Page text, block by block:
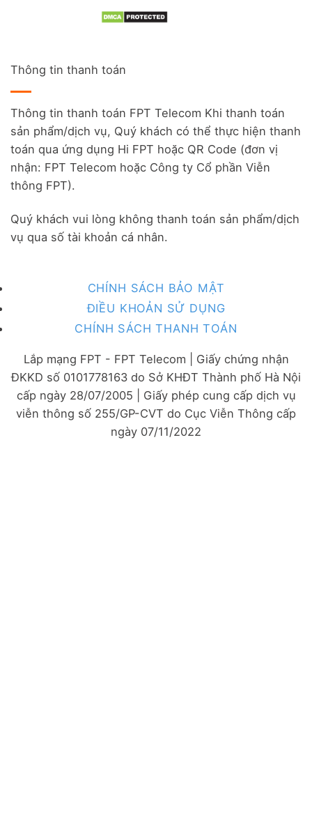
Thông tin thanh toán
Thông tin thanh toán FPT Telecom Khi thanh toán
sản phẩm/dịch vụ, Quý khách có thể thực hiện thanh
toán qua ứng dụng Hi FPT hoặc QR Code (đơn vị
nhận: FPT Telecom hoặc Công ty Cổ phần Viễn
thông FPT).
Quý khách vui lòng không thanh toán sản phẩm/dịch
vụ qua số tài khoản cá nhân.
CHÍNH SÁCH BẢO MẬT
ĐIỀU KHOẢN SỬ DỤNG
CHÍNH SÁCH THANH TOÁN
Lắp mạng FPT - FPT Telecom | Giấy chứng nhận
ĐKKD số 0101778163 do Sở KHĐT Thành phố Hà Nội
cấp ngày 28/07/2005 | Giấy phép cung cấp dịch vụ
viễn thông số 255/GP-CVT do Cục Viễn Thông cấp
ngày 07/11/2022